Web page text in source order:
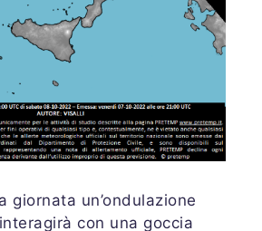
giornata un’ondulazione
con una goccia